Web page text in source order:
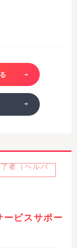
者（ヘルパ
ービスサポー